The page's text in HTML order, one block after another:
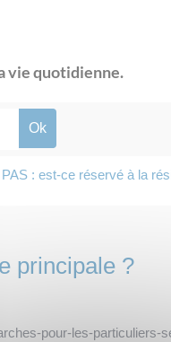
vie quotidienne.
: est-ce réservé à la
principale ?
pour-les-particuliers-